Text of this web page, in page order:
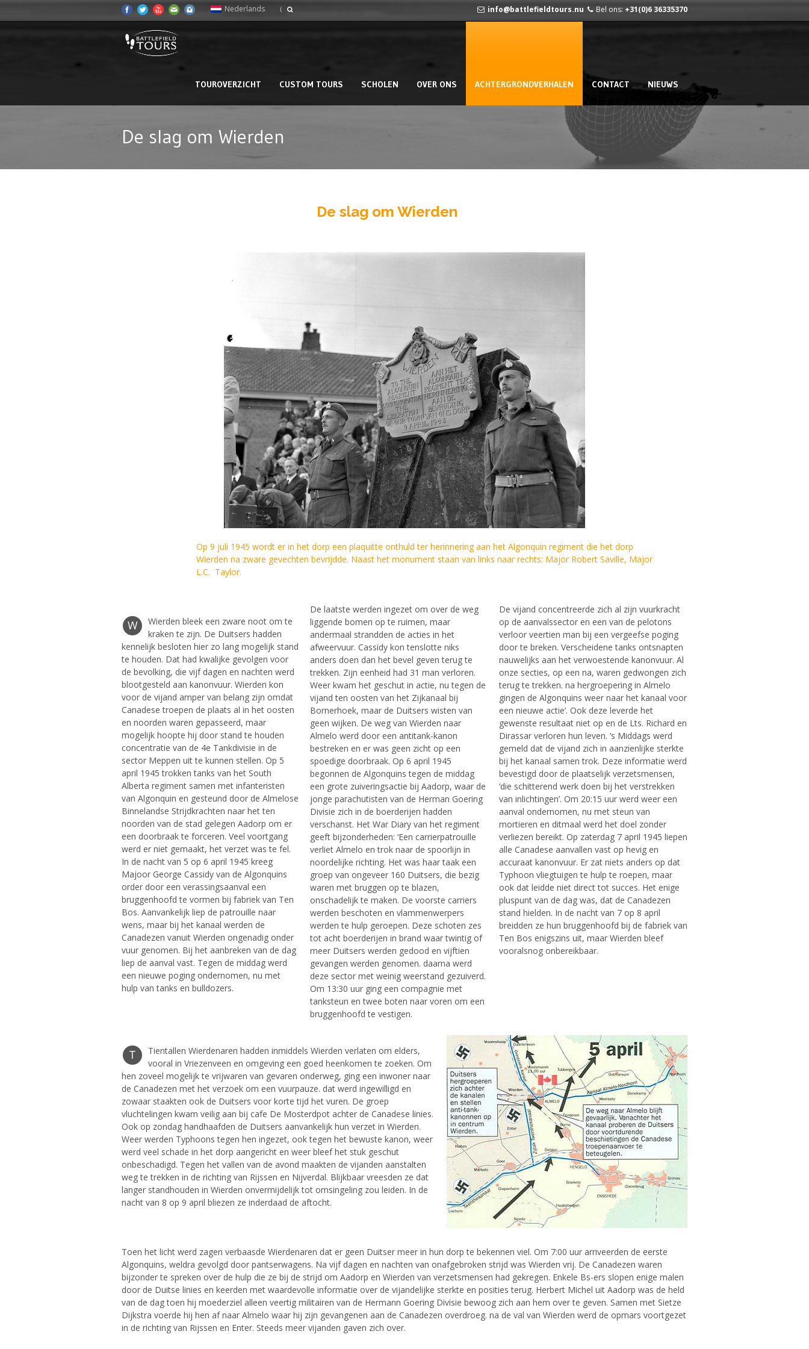
Nederlands info@battlefieldtours.nu Bel ons: +31(0)6 36335370
TOUROVERZICHT CUSTOM TOURS SCHOLEN OVER ONS ACHTERGRONDVERHALEN CONTACT NIEUWS
De slag om Wierden
De slag om Wierden
Op 9 juli 1945 wordt er in het dorp een plaquitte onthuld ter herinnering aan het Algonquin regiment die het dorp
Wierden na zware gevechten bevrijdde. Naast het monument staan van links naar rechts: Major Robert Saville, Major
L.C. Taylor.
W
Wierden bleek een zware noot om te
kraken te zijn. De Duitsers hadden
kennelijk besloten hier zo lang mogelijk stand
te houden. Dat had kwalijke gevolgen voor
de bevolking, die vijf dagen en nachten werd
blootgesteld aan kanonvuur. Wierden kon
voor de vijand amper van belang zijn omdat
Canadese troepen de plaats al in het oosten
en noorden waren gepasseerd, maar
mogelijk hoopte hij door stand te houden
concentratie van de 4e Tankdivisie in de
sector Meppen uit te kunnen stellen. Op 5
april 1945 trokken tanks van het South
Alberta regiment samen met infanteristen
van Algonquin en gesteund door de Almelose
Binnelandse Strijdkrachten naar het ten
noorden van de stad gelegen Aadorp om er
een doorbraak te forceren. Veel voortgang
werd er niet gemaakt, het verzet was te fel.
In de nacht van 5 op 6 april 1945 kreeg
Majoor George Cassidy van de Algonquins
order door een verassingsaanval een
bruggenhoofd te vormen bij fabriek van Ten
Bos. Aanvankelijk liep de patrouille naar
wens, maar bij het kanaal werden de
Canadezen vanuit Wierden ongenadig onder
vuur genomen. Bij het aanbreken van de dag
liep de aanval vast. Tegen de middag werd
een nieuwe poging ondernomen, nu met
hulp van tanks en bulldozers.
De laatste werden ingezet om over de weg
liggende bomen op te ruimen, maar
andermaal strandden de acties in het
afweervuur. Cassidy kon tenslotte niks
anders doen dan het bevel geven terug te
trekken. Zijn eenheid had 31 man verloren.
Weer kwam het geschut in actie, nu tegen de
vijand ten oosten van het Zijkanaal bij
Bornerhoek, maar de Duitsers wisten van
geen wijken. De weg van Wierden naar
Almelo werd door een antitank-kanon
bestreken en er was geen zicht op een
spoedige doorbraak. Op 6 april 1945
begonnen de Algonquins tegen de middag
een grote zuiveringsactie bij Aadorp, waar de
jonge parachutisten van de Herman Goering
Divisie zich in de boerderijen hadden
verschanst. Het War Diary van het regiment
geeft bijzonderheden: ‘Een carrierpatrouille
verliet Almelo en trok naar de spoorlijn in
noordelijke richting. Het was haar taak een
groep van ongeveer 160 Duitsers, die bezig
waren met bruggen op te blazen,
onschadelijk te maken. De voorste carriers
werden beschoten en vlammenwerpers
werden te hulp geroepen. Deze schoten zes
tot acht boerderijen in brand waar twintig of
meer Duitsers werden gedood en vijftien
gevangen werden genomen. daarna werd
deze sector met weinig weerstand gezuiverd.
Om 13:30 uur ging een compagnie met
tanksteun en twee boten naar voren om een
bruggenhoofd te vestigen.
De vijand concentreerde zich al zijn vuurkracht
op de aanvalssector en een van de pelotons
verloor veertien man bij een vergeefse poging
door te breken. Verscheidene tanks ontsnapten
nauwelijks aan het verwoestende kanonvuur. Al
onze secties, op een na, waren gedwongen zich
terug te trekken. na hergroepering in Almelo
gingen de Algonquins weer naar het kanaal voor
een nieuwe actie’. Ook deze leverde het
gewenste resultaat niet op en de Lts. Richard en
Dirassar verloren hun leven. ’s Middags werd
gemeld dat de vijand zich in aanzienlijke sterkte
bij het kanaal samen trok. Deze informatie werd
bevestigd door de plaatselijk verzetsmensen,
‘die schitterend werk doen bij het verstrekken
van inlichtingen’. Om 20:15 uur werd weer een
aanval ondernomen, nu met steun van
mortieren en ditmaal werd het doel zonder
verliezen bereikt. Op zaterdag 7 april 1945 liepen
alle Canadese aanvallen vast op hevig en
accuraat kanonvuur. Er zat niets anders op dat
Typhoon vliegtuigen te hulp te roepen, maar
ook dat leidde niet direct tot succes. Het enige
pluspunt van de dag was, dat de Canadezen
stand hielden. In de nacht van 7 op 8 april
breidden ze hun bruggenhoofd bij de fabriek van
Ten Bos enigszins uit, maar Wierden bleef
vooralsnog onbereikbaar.
T
Tientallen Wierdenaren hadden inmiddels Wierden verlaten om elders,
vooral in Vriezenveen en omgeving een goed heenkomen te zoeken. Om
hen zoveel mogelijk te vrijwaren van gevaren onderweg, ging een inwoner naar
de Canadezen met het verzoek om een vuurpauze. dat werd ingewilligd en
zowaar staakten ook de Duitsers voor korte tijd het vuren. De groep
vluchtelingen kwam veilig aan bij cafe De Mosterdpot achter de Canadese linies.
Ook op zondag handhaafden de Duitsers aanvankelijk hun verzet in Wierden.
Weer werden Typhoons tegen hen ingezet, ook tegen het bewuste kanon, weer
werd veel schade in het dorp aangericht en weer bleef het stuk geschut
onbeschadigd. Tegen het vallen van de avond maakten de vijanden aanstalten
weg te trekken in de richting van Rijssen en Nijverdal. Blijkbaar vreesden ze dat
langer standhouden in Wierden onvermijdelijk tot omsingeling zou leiden. In de
nacht van 8 op 9 april bliezen ze inderdaad de aftocht.
Toen het licht werd zagen verbaasde Wierdenaren dat er geen Duitser meer in hun dorp te bekennen viel. Om 7:00 uur arriveerden de eerste
Algonquins, weldra gevolgd door pantserwagens. Na vijf dagen en nachten van onafgebroken strijd was Wierden vrij. De Canadezen waren
bijzonder te spreken over de hulp die ze bij de strijd om Aadorp en Wierden van verzetsmensen had gekregen. Enkele Bs-ers slopen enige malen
door de Duitse linies en keerden met waardevolle informatie over de vijandelijke sterkte en posities terug. Herbert Michel uit Aadorp was de held
van de dag toen hij moederziel alleen veertig militairen van de Hermann Goering Divisie bewoog zich aan hem over te geven. Samen met Sietze
Dijkstra voerde hij hen af naar Almelo waar hij zijn gevangenen aan de Canadezen overdroeg. na de val van Wierden werd de opmars voortgezet
in de richting van Rijssen en Enter. Steeds meer vijanden gaven zich over.